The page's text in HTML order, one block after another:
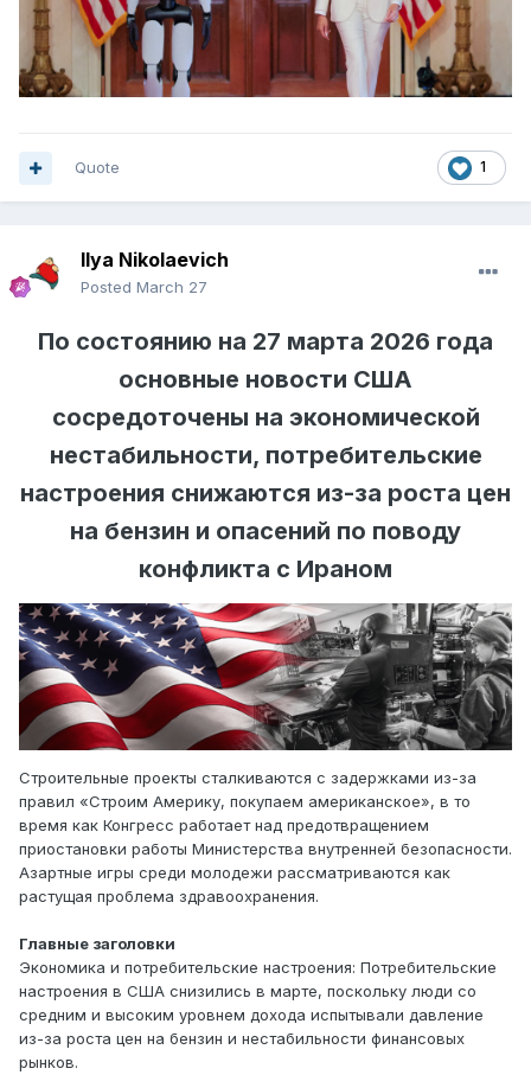
1
Quote
Ilya Nikolaevich
Posted March 27
По состоянию на 27 марта 2026 года
основные новости США
сосредоточены на экономической
нестабильности, потребительские
настроения снижаются из-за роста цен
на бензин и опасений по поводу
конфликта с Ираном
Строительные проекты сталкиваются с задержками из-за
правил «Строим Америку, покупаем американское», в то
время как Конгресс работает над предотвращением
приостановки работы Министерства внутренней безопасности.
Азартные игры среди молодежи рассматриваются как
растущая проблема здравоохранения.
Главные заголовки
Экономика и потребительские настроения: Потребительские
настроения в США снизились в марте, поскольку люди со
средним и высоким уровнем дохода испытывали давление
из-за роста цен на бензин и нестабильности финансовых
рынков.